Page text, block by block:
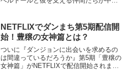
ながら裏切り者となったマルキュスは、
物語に深い謎と緊張...
NETFLIXでダンまち第5期配信開
始！豊穣の女神篇とは？
ついに『ダンジョンに出会いを求めるの
は間違っているだろうか』第5期「豊穣の
女神篇」がNETFLIXで配信開始されまし